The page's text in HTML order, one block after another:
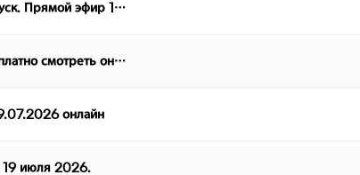
Прямой эфир 1…
смотреть он…
онлайн
19 июля 2026.